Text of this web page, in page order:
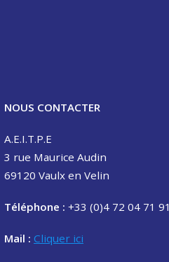
NOUS CONTACTER
A.E.I.T.P.E
3 rue Maurice Audin
69120 Vaulx en Velin
Téléphone : +33 (0)4 72 04 71 91
Mail : Cliquer ici